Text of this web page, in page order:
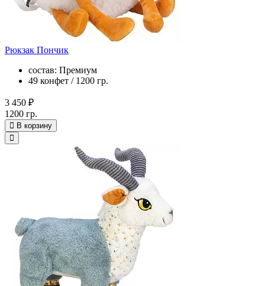
Рюкзак Пончик
состав: Премиум
49 конфет / 1200 гр.
3 450 ₽
1200 гр.
В корзину